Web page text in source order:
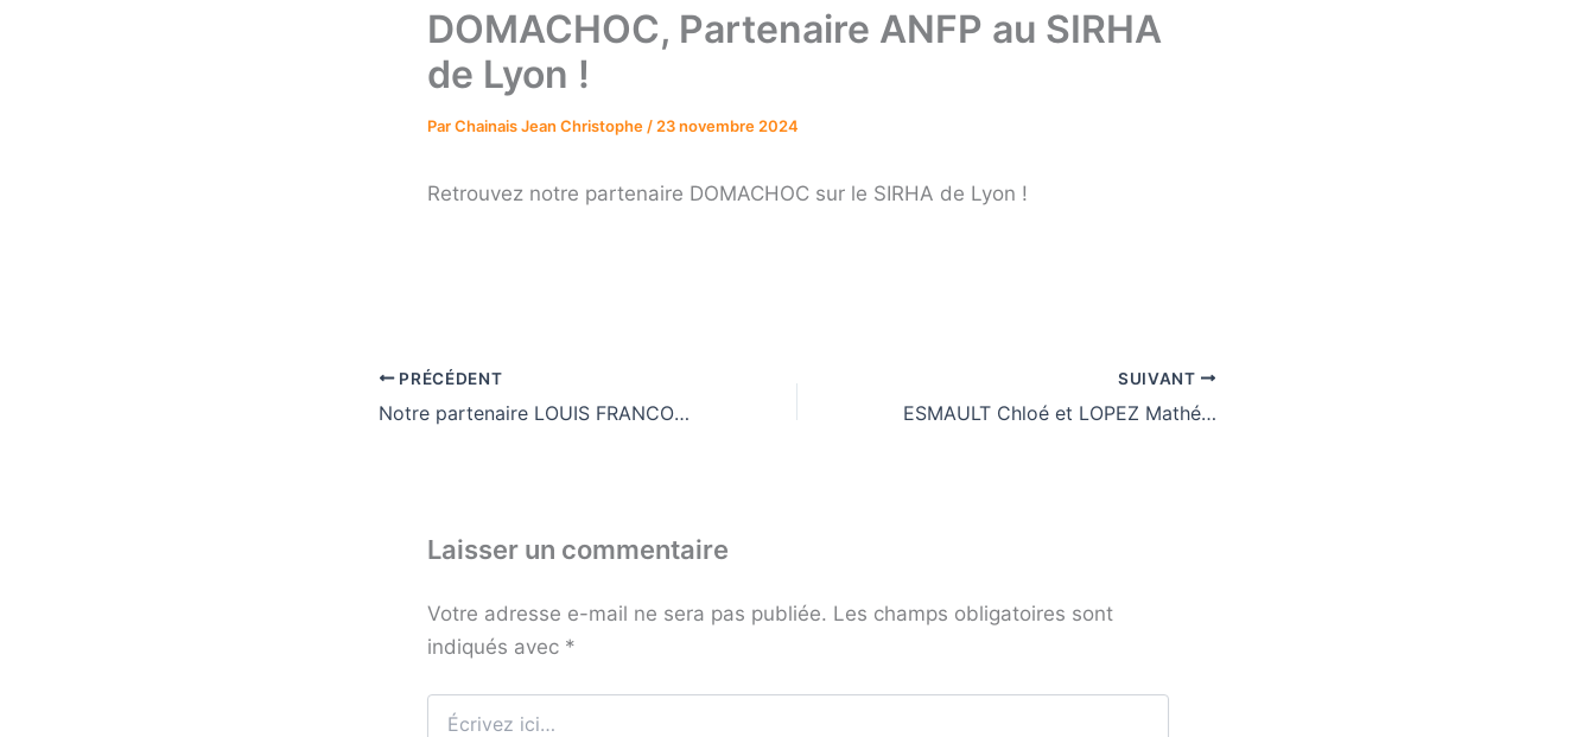
DOMACHOC, Partenaire ANFP au SIRHA
de Lyon !
ParChainais Jean Christophe / 23 novembre 2024
Retrouvez notre partenaire DOMACHOC sur le SIRHA de Lyon !
PRÉCÉDENT
Notre partenaire LOUIS FRANCOIS présent au SIGEP et au SIRHA !
SUIVANT
ESMAULT Chloé et LOPEZ Mathéo – Vainqueurs du 21ème Festival National des Croquembouches
Laisser un commentaire
Votre adresse e-mail ne sera pas publiée. Les champs obligatoires sont
indiqués avec *
Écrivez
ici…